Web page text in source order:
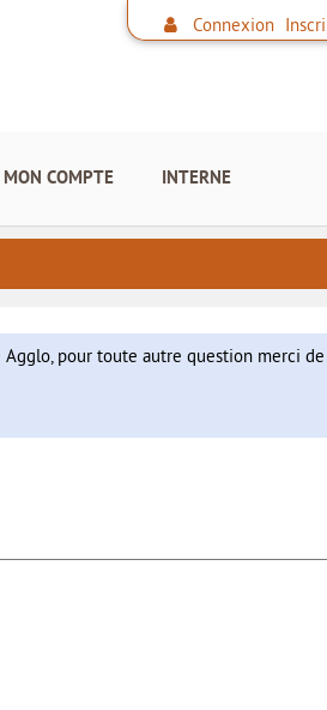
Connexion
MON COMPTE INTERNE
pour toute autre question merci de